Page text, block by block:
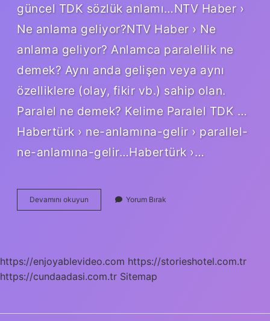
güncel TDK sözlük anlamı…NTV Haber ›
Ne anlama geliyor?NTV Haber › Ne
anlama geliyor? Anlamca paralellik ne
demek? Aynı anda gelişen veya aynı
özelliklere (olay, fikir vb.) sahip olan.
Paralel ne demek? Kelime Paralel TDK …
Habertürk › ne-anlamına-gelir › parallel-
ne-anlamına-gelir…Habertürk ›…
Devamını okuyun
Olmak
Yorum Bırak
https://enjoyablevideo.com https://storieshotel.com.tr
https://cundaadasi.com.tr Sitemap